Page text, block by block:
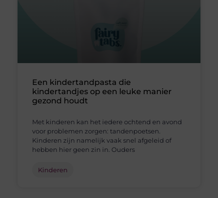
Een kindertandpasta die
kindertandjes op een leuke manier
gezond houdt
Met kinderen kan het iedere ochtend en avond
voor problemen zorgen: tandenpoetsen.
Kinderen zijn namelijk vaak snel afgeleid of
hebben hier geen zin in. Ouders
Kinderen